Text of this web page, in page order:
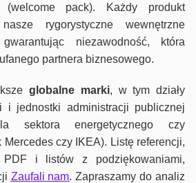
(welcome pack). Każdy produkt
rygorystyczne wewnętrzne
niezawodność, która
partnera biznesowego.
globalne marki, w tym działy
i jednostki administracji publicznej
sektora energetycznego czy
Mercedes czy IKEA). Listę referencji,
PDF i listów z podziękowaniami,
Zaufali nam. Zapraszamy do analiz